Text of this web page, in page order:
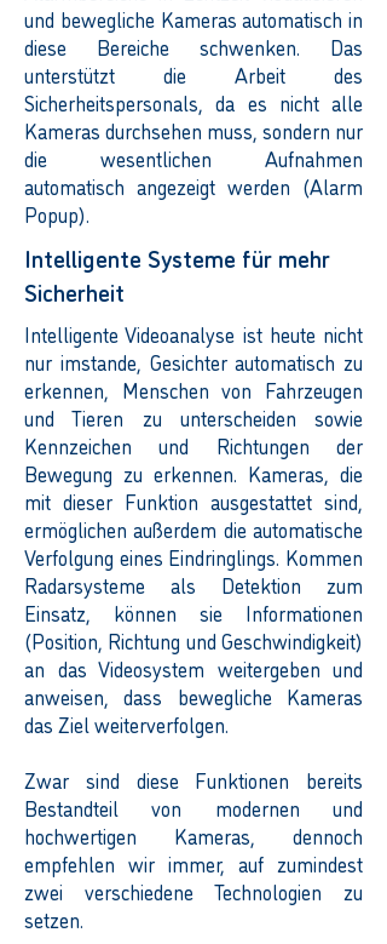
und bewegliche Kameras automatisch in
diese Bereiche schwenken. Das
unterstützt die Arbeit des
Sicherheitspersonals, da es nicht alle
Kameras durchsehen muss, sondern nur
die wesentlichen Aufnahmen
automatisch angezeigt werden (Alarm
Popup).
Intelligente Systeme für mehr
Sicherheit
Intelligente Videoanalyse ist heute nicht
nur imstande, Gesichter automatisch zu
erkennen, Menschen von Fahrzeugen
und Tieren zu unterscheiden sowie
Kennzeichen und Richtungen der
Bewegung zu erkennen. Kameras, die
mit dieser Funktion ausgestattet sind,
ermöglichen außerdem die automatische
Verfolgung eines Eindringlings. Kommen
Radarsysteme als Detektion zum
Einsatz, können sie Informationen
(Position, Richtung und Geschwindigkeit)
an das Videosystem weitergeben und
anweisen, dass bewegliche Kameras
das Ziel weiterverfolgen.
Zwar sind diese Funktionen bereits
Bestandteil von modernen und
hochwertigen Kameras, dennoch
empfehlen wir immer, auf zumindest
zwei verschiedene Technologien zu
setzen.